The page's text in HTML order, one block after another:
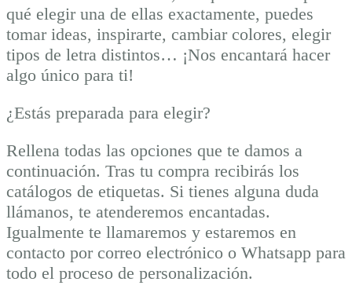
qué elegir una de ellas exactamente, puedes
tomar ideas, inspirarte, cambiar colores, elegir
tipos de letra distintos… ¡Nos encantará hacer
algo único para ti!
¿Estás preparada para elegir?
Rellena todas las opciones que te damos a
continuación. Tras tu compra recibirás los
catálogos de etiquetas. Si tienes alguna duda
llámanos, te atenderemos encantadas.
Igualmente te llamaremos y estaremos en
contacto por correo electrónico o Whatsapp para
todo el proceso de personalización.